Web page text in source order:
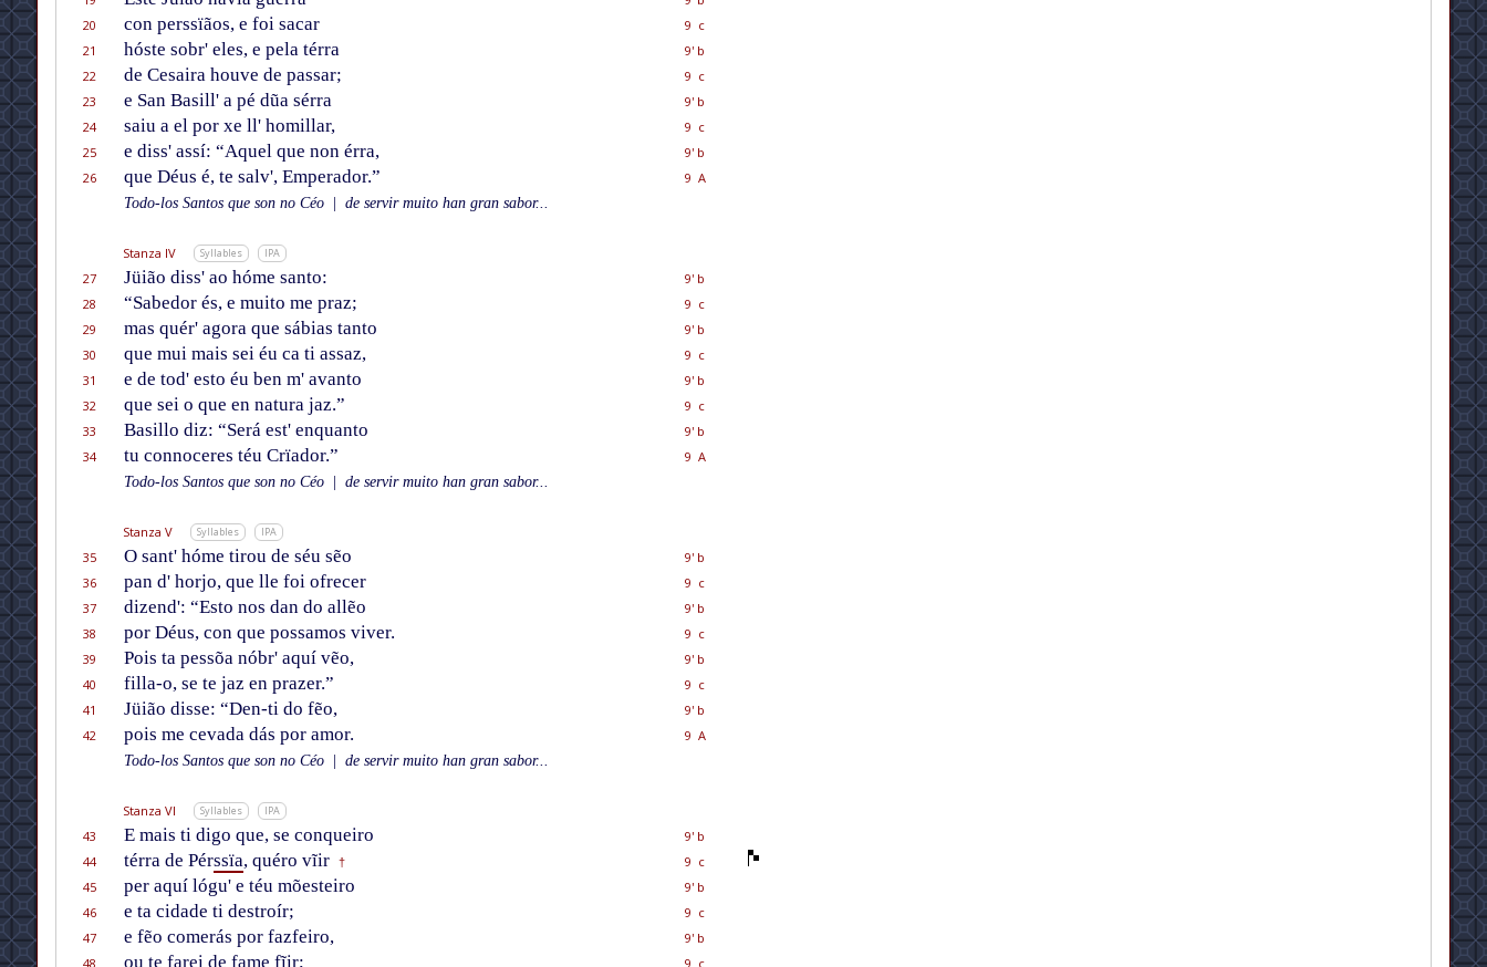
20
con perssïãos, e foi sacar
9 c
21
hóste sobr' eles, e pela térra
9' b
22
de Cesaira houve de passar;
9 c
23
e San Basill' a pé dũa sérra
9' b
24
saiu a el por xe ll' homillar,
9 c
25
e diss' assí: “Aquel que non érra,
9' b
26
que Déus é, te salv', Emperador.”
9 A
Todo-los Santos que son no Céo
de servir muito han gran sabor...
Stanza IV Syllables IPA
27 Jüião diss' ao hóme santo:
9' b
28
“Sabedor és, e muito me praz;
9 c
29
mas quér' agora que sábias tanto
9' b
30
que mui mais sei éu ca ti assaz,
9 c
31
e de tod' esto éu ben m' avanto
9' b
32
que sei o que en natura jaz.”
9 c
33
Basillo diz: “Será est' enquanto
9' b
34
tu connoceres téu Crïador.”
9 A
Todo-los Santos que son no Céo
de servir muito han gran sabor...
Stanza V Syllables IPA
35 O sant' hóme tirou de séu sẽo
9' b
36
pan d' horjo, que lle foi ofrecer
9 c
37
dizend': “Esto nos dan do allẽo
9' b
38
por Déus, con que possamos viver.
9 c
39
Pois ta pessõa nóbr' aquí vẽo,
9' b
40
filla-o, se te jaz en prazer.”
9 c
41
Jüião disse: “Den-ti do fẽo,
9' b
42
pois me cevada dás por amor.
9 A
Todo-los Santos que son no Céo
de servir muito han gran sabor...
Stanza VI Syllables IPA
43 E mais ti digo que, se conqueiro
9' b
44
térra de Pérssïa, quéro vĩir †
9 c
45
per aquí lógu' e téu mõesteiro
9' b
46
e ta cidade ti destroír;
9 c
47
e fẽo comerás por fazfeiro,
9' b
48
ou te farei de fame fĩir;
9 c